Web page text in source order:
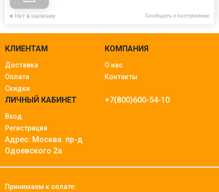
Нет в наличии Сообщить о поступлении
КЛИЕНТАМ
Доставка
Оплата
Скидки
КОМПАНИЯ
О нас
Контакты
ЛИЧНЫЙ КАБИНЕТ
Вход
Регистрация
+7(800)600-54-10
Адрес: Москва. пр-д
Одоевского 2а
Принимаем к оплате: